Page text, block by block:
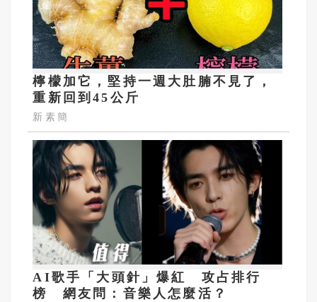
檸檬加它，堅持一週大肚腩不見了，
重新回到45公斤
新素簡
AI歌手「大頭針」爆紅 攻占排行
榜 網友問：音樂人怎麼活？